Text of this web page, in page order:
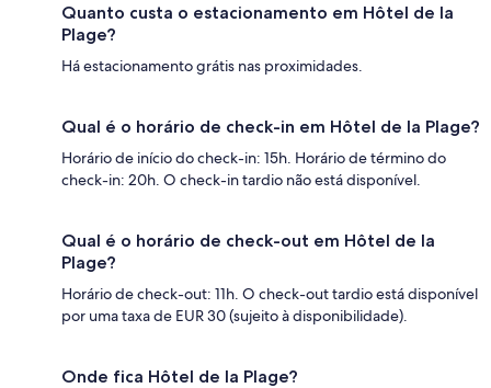
Quanto custa o estacionamento em Hôtel de la
Plage?
Há estacionamento grátis nas proximidades.
Qual é o horário de check-in em Hôtel de la Plage?
Horário de início do check-in: 15h. Horário de término do
check-in: 20h. O check-in tardio não está disponível.
Qual é o horário de check-out em Hôtel de la
Plage?
Horário de check-out: 11h. O check-out tardio está disponível
por uma taxa de EUR 30 (sujeito à disponibilidade).
Onde fica Hôtel de la Plage?